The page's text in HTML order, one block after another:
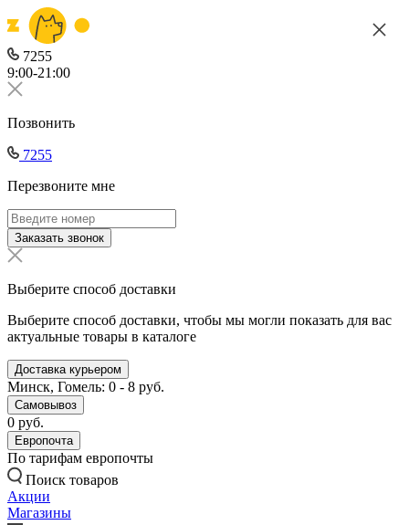
7255
9:00-21:00
Позвонить
7255
Перезвоните мне
Заказать звонок
Выберите способ доставки
Выберите способ доставки, чтобы мы могли показать для вас
актуальные товары в каталоге
Доставка курьером
Минск, Гомель: 0 - 8 руб.
Самовывоз
0 руб.
Европочта
По тарифам европочты
Поиск товаров
Акции
Магазины